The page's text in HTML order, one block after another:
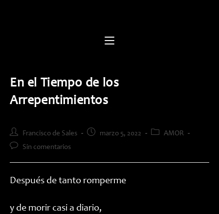
En el Tiempo de los
Arrepentimientos
Autor
de
entrada:
Francisco de Sales
Publicación
entrada:
marzo 5, 2022
Categoría
entrada:
AMOR
Comentarios
entrada:
Sin comentarios
Después de tanto romperme
y de morir casi a diario,